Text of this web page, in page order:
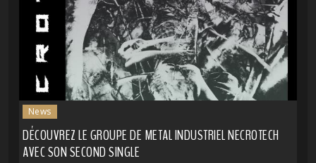
News
DÉCOUVREZ LE GROUPE DE METAL INDUSTRIEL NECROTECH
AVEC SON SECOND SINGLE